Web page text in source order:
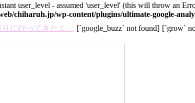
user_level - assumed 'user_level' (this will throw an
chiharuh.jp/wp-content/plugins/ultimate-google-
[`google_buzz` not found] [`grow`